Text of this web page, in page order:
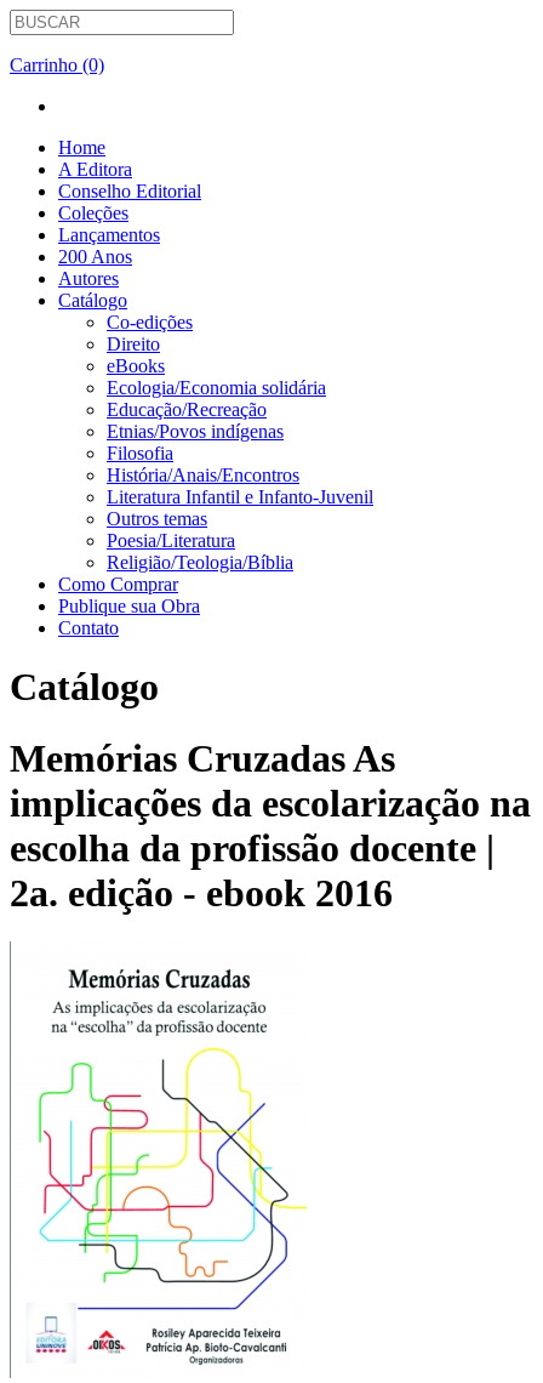
Carrinho (0)
Home
A Editora
Conselho Editorial
Coleções
Lançamentos
200 Anos
Autores
Catálogo
Co-edições
Direito
eBooks
Ecologia/Economia solidária
Educação/Recreação
Etnias/Povos indígenas
Filosofia
História/Anais/Encontros
Literatura Infantil e Infanto-Juvenil
Outros temas
Poesia/Literatura
Religião/Teologia/Bíblia
Como Comprar
Publique sua Obra
Contato
Catálogo
Memórias Cruzadas As
implicações da escolarização na
escolha da profissão docente |
2a. edição - ebook 2016